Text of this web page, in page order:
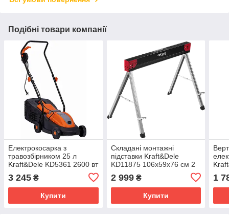
Подібні товари компанії
Електрокосарка з
травозбірником 25 л
Kraft&Dele KD5361 2600 вт
3 245 ₴
Купити
Складані монтажні
підставки Kraft&Dele
KD11875 106x59x76 см 2
2 999₴
Купити
1